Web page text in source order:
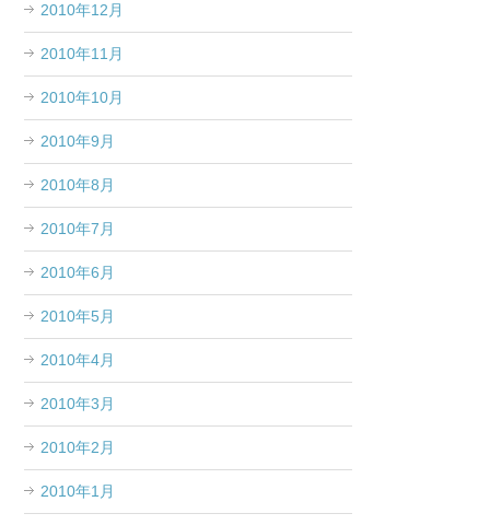
2010年12月
2010年11月
2010年10月
2010年9月
2010年8月
2010年7月
2010年6月
2010年5月
2010年4月
2010年3月
2010年2月
2010年1月